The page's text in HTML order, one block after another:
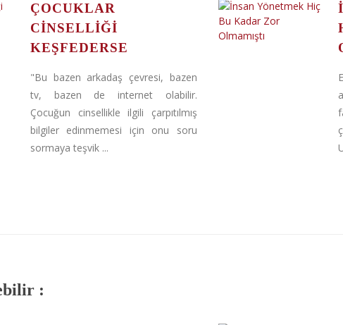
ÇOCUKLAR
CINSELLIĞI
KEŞFEDERSE
"Bu bazen arkadaş çevresi, bazen
tv, bazen de internet olabilir.
Çocuğun cinsellikle ilgili çarpıtılmış
bilgiler edinmemesi için onu soru
sormaya teşvik ...
: